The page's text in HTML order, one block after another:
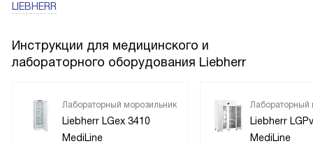
LIEBHERR
Инструкции для медицинского и
лабораторного оборудования Liebherr
Лабораторный морозильник
Liebherr LGex 3410
MediLine
Лабораторный
Liebherr
MediLine